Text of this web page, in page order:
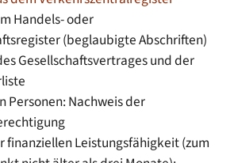
Handels- oder
(beglaubigte Abschriften)
Gesellschaftsvertrages und der
Personen: Nachweis der
finanziellen Leistungsfähigkeit (zum